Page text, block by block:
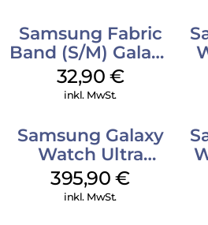
Samsung Fabric
Band (S/M) Galaxy
Watch8/Watch8
Classic Red
32,90 €
inkl. MwSt.
Samsung Galaxy
Watch Ultra
Titanium Gray
395,90€
inkl. MwSt.